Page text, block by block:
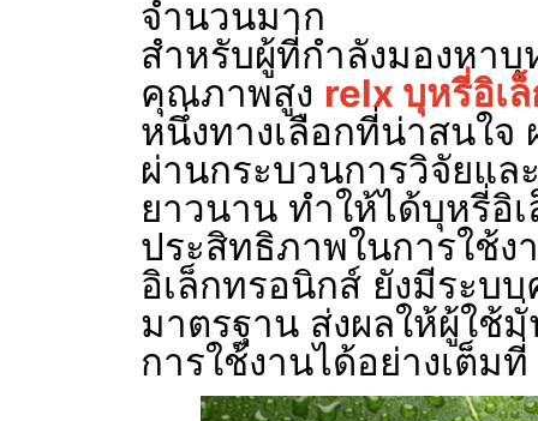
จำนวนมาก
สำหรับผู้ที่กำลังมองหาบุ
คุณภาพสูง relx บุหรี่อิเ
หนึ่งทางเลือกที่น่าสนใ
ผ่านกระบวนการวิจัยแ
ยาวนาน ทำให้ได้บุหรี่อิ
ประสิทธิภาพในการใช้ง
อิเล็กทรอนิกส์ ยังมีระบ
มาตรฐาน ส่งผลให้ผู้ใช้
การใช้งานได้อย่างเต็มที่